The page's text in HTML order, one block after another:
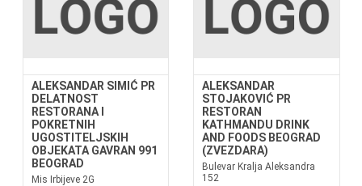
ALEKSANDAR SIMIĆ PR
DELATNOST
RESTORANA I
POKRETNIH
UGOSTITELJSKIH
OBJEKATA GAVRAN 991
BEOGRAD
Mis Irbijeve 2G
ALEKSANDAR
STOJAKOVIĆ PR
RESTORAN
KATHMANDU DRINK
AND FOODS BEOGRAD
(ZVEZDARA)
Bulevar Kralja Aleksandra
152